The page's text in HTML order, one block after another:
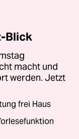
Blick
macht und
werden. Jetzt
frei Haus